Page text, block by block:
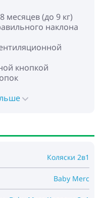
месяцев (до 9 кг)
наклона
кнопкой
Коляски 2в1
Baby Merc